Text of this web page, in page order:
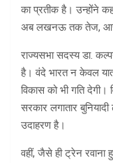
का प्रतीक है। उन्होंने
अब लखनऊ तक तेज,
राज्यसभा सदस्य डा.
है। वंदे भारत न केवल
विकास को भी गति
सरकार लगातार
उदाहरण है।
वहीं, जैसे ही ट्रेन रवाना